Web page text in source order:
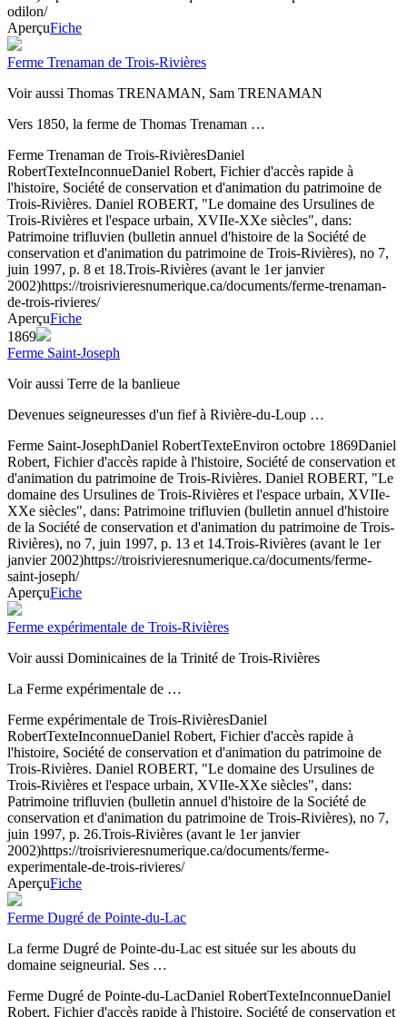
odilon/
AperçuFiche
Ferme Trenaman de Trois-Rivières
Voir aussi Thomas TRENAMAN, Sam TRENAMAN
Vers 1850, la ferme de Thomas Trenaman …
Ferme Trenaman de Trois-RivièresDaniel
RobertTexteInconnueDaniel Robert, Fichier d'accès rapide à
l'histoire, Société de conservation et d'animation du patrimoine de
Trois-Rivières. Daniel ROBERT, "Le domaine des Ursulines de
Trois-Rivières et l'espace urbain, XVIIe-XXe siècles", dans:
Patrimoine trifluvien (bulletin annuel d'histoire de la Société de
conservation et d'animation du patrimoine de Trois-Rivières), no 7,
juin 1997, p. 8 et 18.Trois-Rivières (avant le 1er janvier
2002)https://troisrivieresnumerique.ca/documents/ferme-trenaman-
de-trois-rivieres/
AperçuFiche
1869
Ferme Saint-Joseph
Voir aussi Terre de la banlieue
Devenues seigneuresses d'un fief à Rivière-du-Loup …
Ferme Saint-JosephDaniel RobertTexteEnviron octobre 1869Daniel
Robert, Fichier d'accès rapide à l'histoire, Société de conservation et
d'animation du patrimoine de Trois-Rivières. Daniel ROBERT, "Le
domaine des Ursulines de Trois-Rivières et l'espace urbain, XVIIe-
XXe siècles", dans: Patrimoine trifluvien (bulletin annuel d'histoire
de la Société de conservation et d'animation du patrimoine de Trois-
Rivières), no 7, juin 1997, p. 13 et 14.Trois-Rivières (avant le 1er
janvier 2002)https://troisrivieresnumerique.ca/documents/ferme-
saint-joseph/
AperçuFiche
Ferme expérimentale de Trois-Rivières
Voir aussi Dominicaines de la Trinité de Trois-Rivières
La Ferme expérimentale de …
Ferme expérimentale de Trois-RivièresDaniel
RobertTexteInconnueDaniel Robert, Fichier d'accès rapide à
l'histoire, Société de conservation et d'animation du patrimoine de
Trois-Rivières. Daniel ROBERT, "Le domaine des Ursulines de
Trois-Rivières et l'espace urbain, XVIIe-XXe siècles", dans:
Patrimoine trifluvien (bulletin annuel d'histoire de la Société de
conservation et d'animation du patrimoine de Trois-Rivières), no 7,
juin 1997, p. 26.Trois-Rivières (avant le 1er janvier
2002)https://troisrivieresnumerique.ca/documents/ferme-
experimentale-de-trois-rivieres/
AperçuFiche
Ferme Dugré de Pointe-du-Lac
La ferme Dugré de Pointe-du-Lac est située sur les abouts du
domaine seigneurial. Ses …
Ferme Dugré de Pointe-du-LacDaniel RobertTexteInconnueDaniel
Robert, Fichier d'accès rapide à l'histoire, Société de conservation et